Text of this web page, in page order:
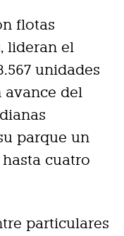
flotas
lideran el
unidades
avance del
parque un
hasta cuatro
particulares